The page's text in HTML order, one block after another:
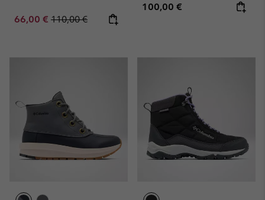
Sale price:
66,00 € Regular price:
110,00 €
Regular price:
100,00 €